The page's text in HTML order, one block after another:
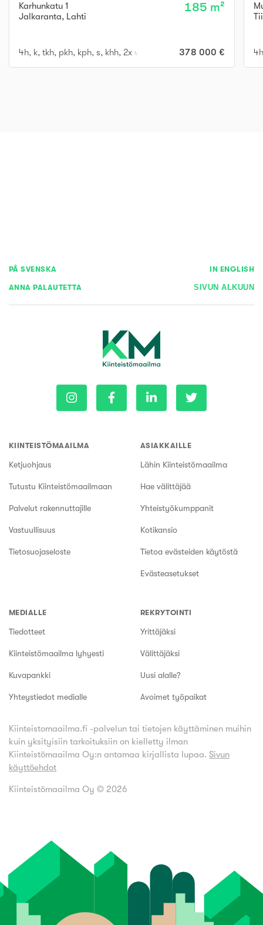
Karhunkatu 1
Jalkaranta, Lahti
185 m²
4h, k, tkh, pkh, kph, s, khh, 2x wc, 2x vh, varasto
378 000 €
PÅ SVENSKA IN ENGLISH
ANNA PALAUTETTA SIVUN ALKUUN
KIINTEISTÖMAAILMA
Ketjuohjaus
Tutustu Kiinteistömaailmaan
Palvelut rakennuttajille
Vastuullisuus
Tietosuojaseloste
ASIAKKAILLE
Lähin Kiinteistömaailma
Hae välittäjää
Yhteistyökumppanit
Kotikansio
Tietoa evästeiden käytöstä
Evästeasetukset
MEDIALLE
Tiedotteet
Kiinteistömaailma lyhyesti
Kuvapankki
Yhteystiedot medialle
REKRYTOINTI
Yrittäjäksi
Välittäjäksi
Uusi alalle?
Avoimet työpaikat
Kiinteistomaailma.fi -palvelun tai tietojen käyttäminen muihin
kuin yksityisiin tarkoituksiin on kielletty ilman
Kiinteistömaailma Oy:n antamaa kirjallista lupaa. Sivun
käyttöehdot
Kiinteistömaailma Oy © 2026